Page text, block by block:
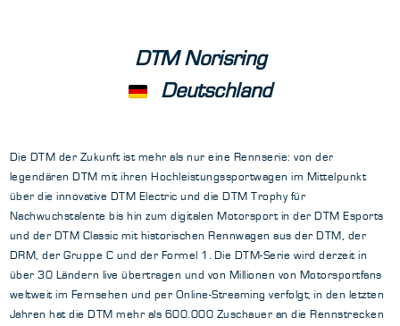
DTM Norisring
Deutschland
Die DTM der Zukunft ist mehr als nur eine Rennserie: von der
legendären DTM mit ihren Hochleistungssportwagen im Mittelpunkt
über die innovative DTM Electric und die DTM Trophy für
Nachwuchstalente bis hin zum digitalen Motorsport in der DTM Esports
und der DTM Classic mit historischen Rennwagen aus der DTM, der
DRM, der Gruppe C und der Formel 1. Die DTM-Serie wird derzeit in
über 30 Ländern live übertragen und von Millionen von Motorsportfans
weltweit im Fernsehen und per Online-Streaming verfolgt; in den letzten
Jahren hat die DTM mehr als 600.000 Zuschauer an die Rennstrecken